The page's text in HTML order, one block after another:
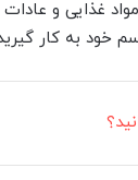
غذایی و
خود به کار